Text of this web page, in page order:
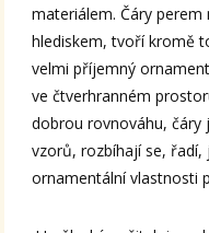
materiálem. Čáry
hlediskem, tvoří kromě
velmi příjemný
ve čtverhranném
dobrou rovnováhu, čáry
vzorů, rozbíhají se,
ornamentální vlastnosti